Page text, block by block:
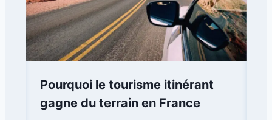
Pourquoi le tourisme itinérant
gagne du terrain en France